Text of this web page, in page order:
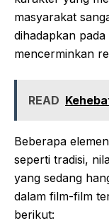
masyarakat
dihadapkan
mencerminkan
READ
Beberapa
seperti tradisi,
yang sedang
dalam film-film
berikut: